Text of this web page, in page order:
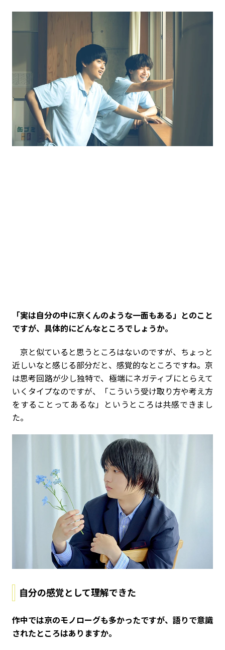
――「実は自分の中に京くんのような一面もある」とのこと
ですが、具体的にどんなところでしょうか。
京と似ていると思うところはないのですが、ちょっと
近しいなと感じる部分だと、感覚的なところですね。京
は思考回路が少し独特で、極端にネガティブにとらえて
いくタイプなのですが、「こういう受け取り方や考え方
をすることってあるな」というところは共感できまし
た。
自分の感覚として理解できた
――作中では京のモノローグも多かったですが、語りで意識
されたところはありますか。